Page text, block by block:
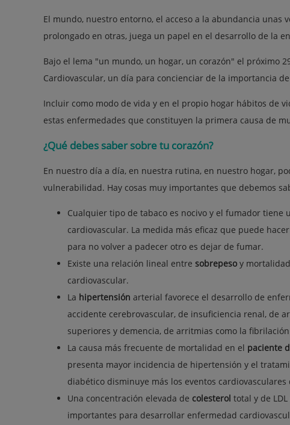
El mundo, nuestro entorno, el acceso a la abundancia unas
prolongado en otras, juega un papel en el desarrollo de la
Bajo el lema "un mundo, un hogar, un corazón" el próximo
Cardiovascular, un día para concienciar de la importancia
Incluir como modo de vida y en el propio hogar hábitos de
estas enfermedades que constituyen la primera causa de
¿Qué debes saber sobre tu corazón?
En nuestro día a día, en nuestra rutina, en nuestro hogar,
vulnerabilidad. Hay cosas muy importantes que debemos
Cualquier tipo de tabaco es nocivo y el fumador tiene
cardiovascular. La medida más eficaz que puede
para no volver a padecer otro es dejar de fumar.
Existe una relación lineal entre sobrepeso y
cardiovascular.
La hipertensión arterial favorece el desarrollo de
accidente cerebrovascular, de insuficiencia renal, de
superiores y demencia, de arritmias como la
La causa más frecuente de mortalidad en el paciente
presenta mayor incidencia de hipertensión y el
diabético disminuye más los eventos
Una concentración elevada de colesterol total y de
importantes para desarrollar enfermedad